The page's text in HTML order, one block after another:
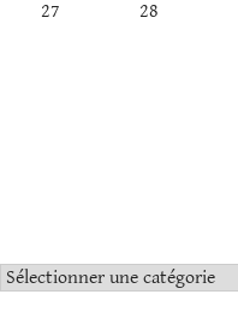
27 28
Catégories